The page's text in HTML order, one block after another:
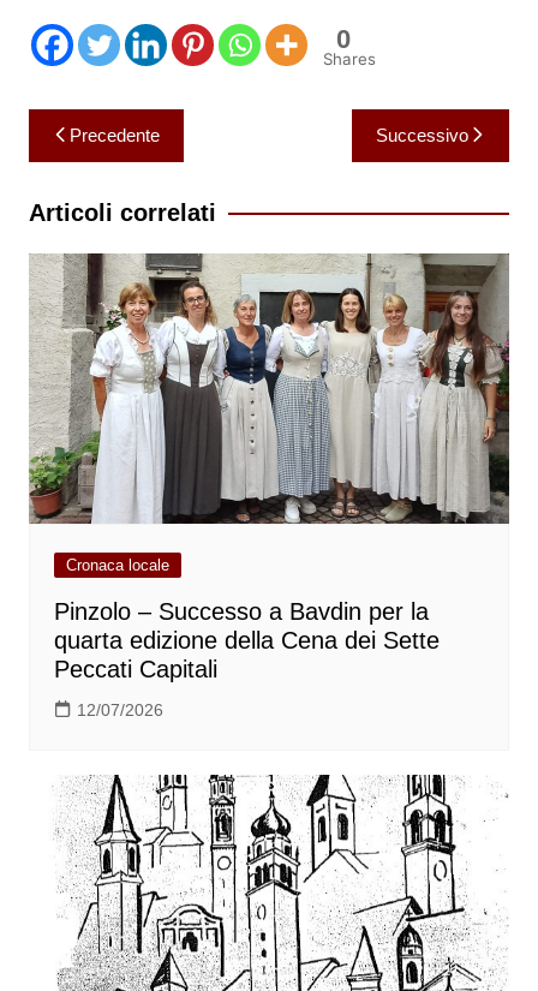
0
Shares
Navigazione
articoli
Precedente Successivo
Articoli correlati
Cronaca locale
Pinzolo – Successo a Bavdin per la
quarta edizione della Cena dei Sette
Peccati Capitali
12/07/2026